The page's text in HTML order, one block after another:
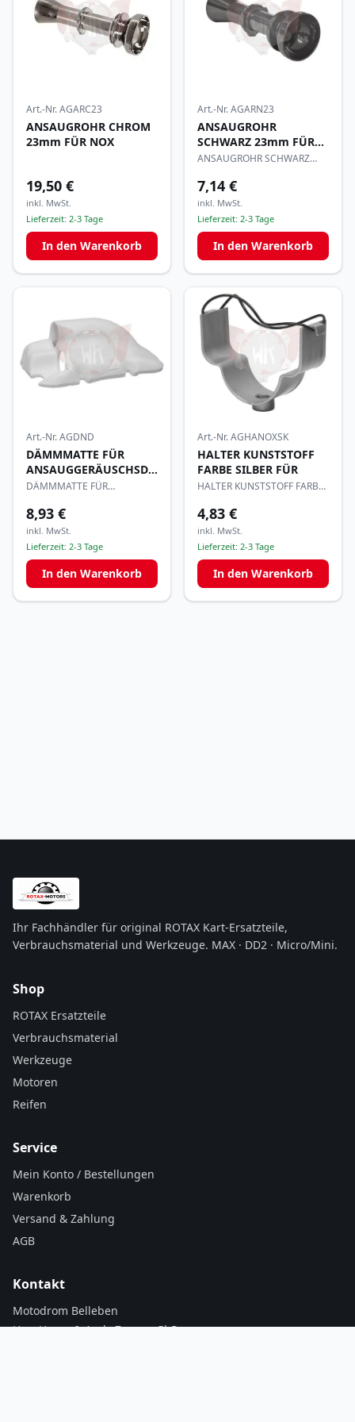
Art.-Nr.AGARC23
ANSAUGROHR CHROM
23mm FÜR NOX
19,50 €
inkl. MwSt.
Lieferzeit: 2-3 Tage
In den Warenkorb
Art.-Nr.AGARN23
ANSAUGROHR
SCHWARZ 23mm FÜR
NOX
ANSAUGROHR SCHWARZ
7,14 €
inkl. MwSt.
Lieferzeit: 2-3 Tage
In den Warenkorb
Art.-Nr.AGDND
DÄMMMATTE FÜR
ANSAUGGERÄUSCHSDÄMPFER
NOX
DÄMMMATTE FÜR
NOX
8,93 €
inkl. MwSt.
Lieferzeit: 2-3 Tage
In den Warenkorb
Art.-Nr.AGHANOXSK
HALTER KUNSTSTOFF
FARBE SILBER FÜR
HALTER KUNSTSTOFF FARBE
4,83 €
inkl. MwSt.
Lieferzeit: 2-3 Tage
In den Warenkorb
Ihr Fachhändler für original ROTAX Kart-Ersatzteile,
Verbrauchsmaterial und Werkzeuge. MAX · DD2 · Micro/Mini.
Shop
ROTAX Ersatzteile
Verbrauchsmaterial
Werkzeuge
Motoren
Reifen
Service
Mein Konto / Bestellungen
Warenkorb
Versand & Zahlung
AGB
Kontakt
Motodrom Belleben
Uwe Hesse & Andy Zenner GbR